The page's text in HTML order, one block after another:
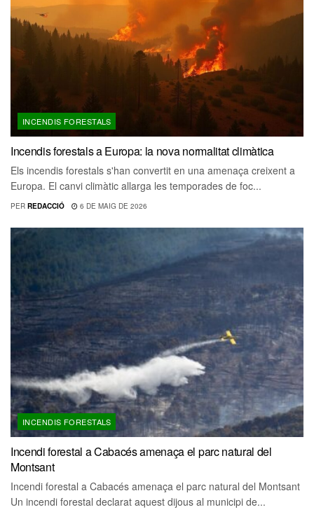
INCENDIS FORESTALS
Incendis forestals a Europa: la nova normalitat climàtica
Els incendis forestals s'han convertit en una amenaça creixent a
Europa. El canvi climàtic allarga les temporades de foc...
PER REDACCIÓ 6 DE MAIG DE 2026
INCENDIS FORESTALS
Incendi forestal a Cabacés amenaça el parc natural del
Montsant
Incendi forestal a Cabacés amenaça el parc natural del Montsant
Un incendi forestal declarat aquest dijous al municipi de...